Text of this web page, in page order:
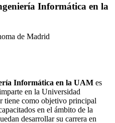
Informática en la
de Madrid
Informática en la UAM es
en la Universidad
tiene como objetivo principal
en el ámbito de la
desarrollar su carrera en